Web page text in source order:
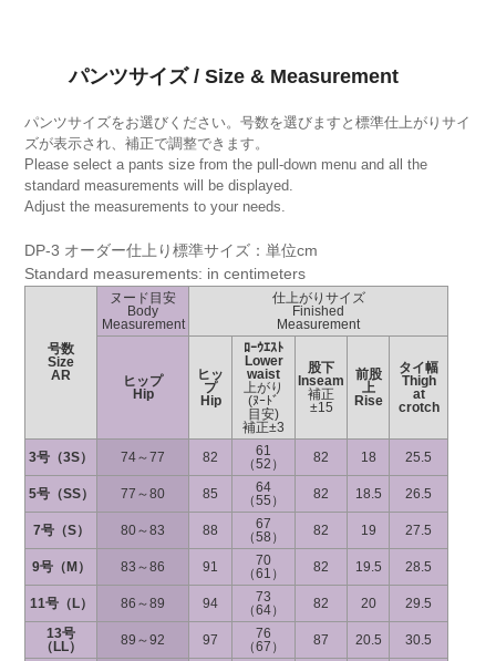
パンツサイズ / Size & Measurement
パンツサイズをお選びください。号数を選びますと標準仕上がりサイ
ズが表示され、補正で調整できます。
Please select a pants size from the pull-down menu and all the
standard measurements will be displayed.
Adjust the measurements to your needs.
DP-3 オーダー仕上り標準サイズ：単位cm
Standard measurements: in centimeters
号数
Size
AR
ヌード目安
Body
Measurement
仕上がりサイズ
Finished
Measurement
ヒップ
Hip
ヒッ
プ
Hip
ﾛｰｳｴｽﾄ
Lower
waist
上がり
(ﾇｰﾄﾞ
目安)
補正±3
股下
Inseam
補正
±15
前股
上
Rise
タイ幅
Thigh
at
crotch
3号（3S） 74～77 82
61
（52）
82 18 25.5
5号（SS） 77～80 85
64
（55）
82 18.5 26.5
7号（S） 80～83 88
67
（58）
82 19 27.5
9号（M） 83～86 91
70
（61）
82 19.5 28.5
11号（L） 86～89 94
73
（64）
82 20
29.5
13号
（LL）
89～92 97
76
（67）
87 20.5
30.5